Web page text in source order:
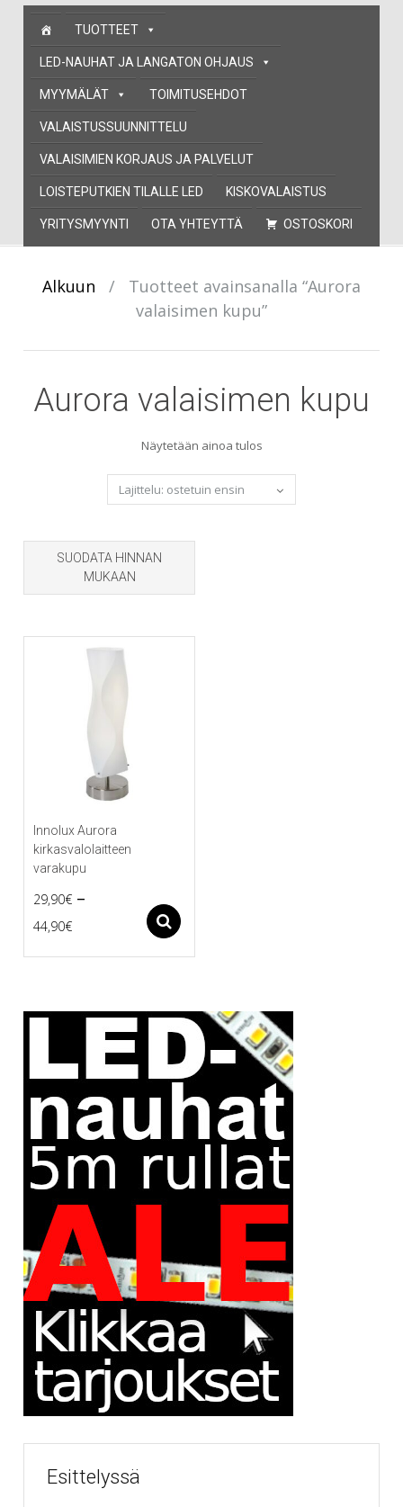
Skip
content
TUOTTEET
LED-NAUHAT JA LANGATON OHJAUS
MYYMÄLÄT TOIMITUSEHDOT
VALAISTUSSUUNNITTELU
VALAISIMIEN KORJAUS JA PALVELUT
LOISTEPUTKIEN TILALLE LED KISKOVALAISTUS
YRITYSMYYNTI OTA YHTEYTTÄ OSTOSKORI
Alkuun /
Tuotteet avainsanalla “Aurora
valaisimen kupu”
Aurora valaisimen kupu
Näytetään ainoa tulos
SUODATA HINNAN
MUKAAN
Innolux Aurora
kirkasvalolaitteen
varakupu
29,90€ –
44,90€Price
range:
44,90€
tuotteella
muunnelma.
valinnat
tuotteen
sivulla.
Esittelyssä